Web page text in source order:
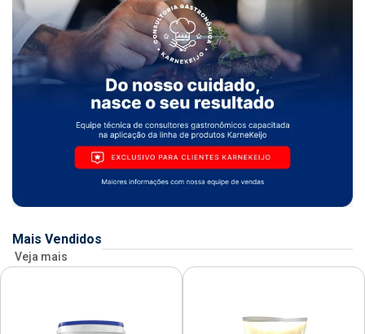
Mais Vendidos
Veja mais